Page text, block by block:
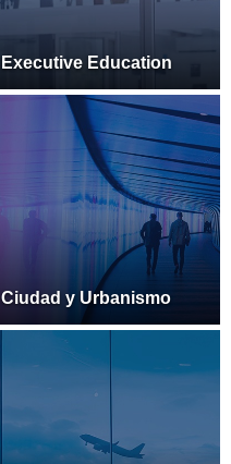
Executive Education
Ciudad y Urbanismo